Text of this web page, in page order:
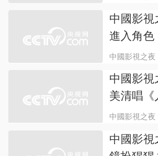
中國影視
進入角色
徒四角
中國影視之夜
中國影視
美清唱《
中國影視之夜
中國影視